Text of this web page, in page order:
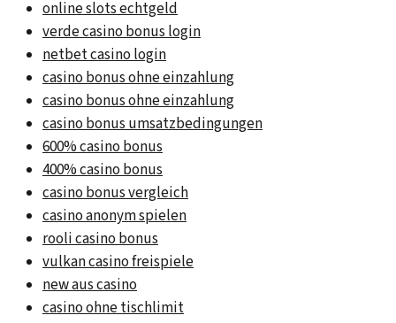
online slots echtgeld
verde casino bonus login
netbet casino login
casino bonus ohne einzahlung
casino bonus ohne einzahlung
casino bonus umsatzbedingungen
600% casino bonus
400% casino bonus
casino bonus vergleich
casino anonym spielen
rooli casino bonus
vulkan casino freispiele
new aus casino
casino ohne tischlimit